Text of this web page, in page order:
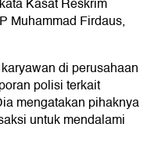
Kasat Reskrim
Muhammad Firdaus,
di perusahaan
polisi terkait
mengatakan pihaknya
untuk mendalami